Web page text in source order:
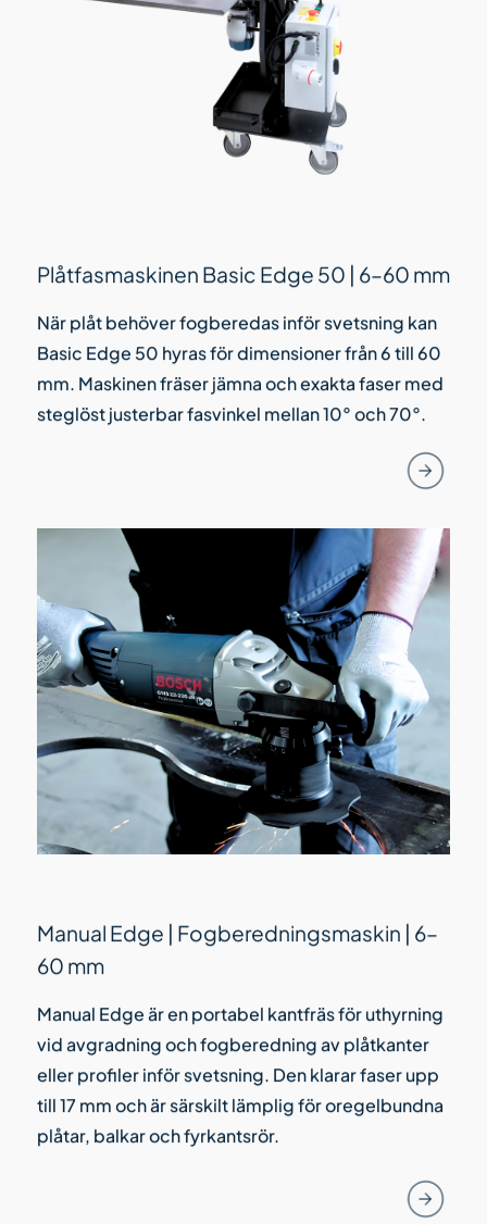
Plåtfasmaskinen Basic Edge 50 | 6–60 mm
När plåt behöver fogberedas inför svetsning kan
Basic Edge 50 hyras för dimensioner från 6 till 60
mm. Maskinen fräser jämna och exakta faser med
steglöst justerbar fasvinkel mellan 10° och 70°.
Manual Edge | Fogberedningsmaskin | 6–
60 mm
Manual Edge är en portabel kantfräs för uthyrning
vid avgradning och fogberedning av plåtkanter
eller profiler inför svetsning. Den klarar faser upp
till 17 mm och är särskilt lämplig för oregelbundna
plåtar, balkar och fyrkantsrör.